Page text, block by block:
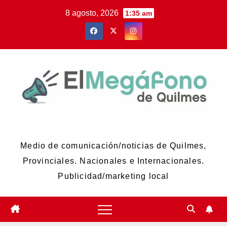
8 agosto, 2026 1:35 am
Medio de comunicación/noticias de Quilmes,
Provinciales. Nacionales e Internacionales.
Publicidad/marketing local